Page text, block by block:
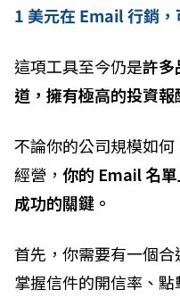
1 美元在 Email 行銷
這項工具至今仍是許多
道，擁有極高的投資報
不論你的公司規模如
經營， 你的 Email 名
成功的關鍵。
首先，你需要有一個
掌握信件的開信率、